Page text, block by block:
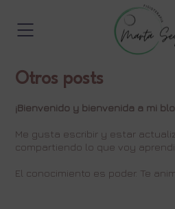
Otros posts
¡Bienvenido y bienvenida a mi
Me gusta escribir y estar
compartiendo lo que voy
El conocimiento es poder. Te